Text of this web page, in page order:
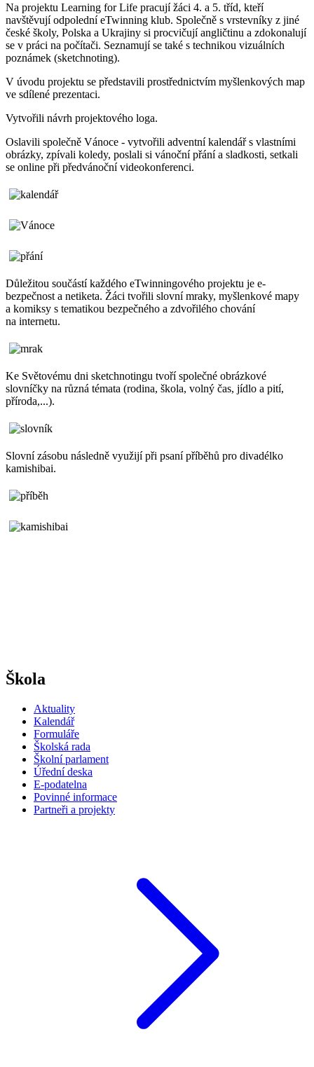
Na projektu Learning for Life pracují žáci 4. a 5. tříd, kteří
navštěvují odpolední eTwinning klub. Společně s vrstevníky z jiné
české školy, Polska a Ukrajiny si procvičují angličtinu a zdokonalují
se v práci na počítači. Seznamují se také s technikou vizuálních
poznámek (sketchnoting).
V úvodu projektu se představili prostřednictvím myšlenkových map
ve sdílené prezentaci.
Vytvořili návrh projektového loga.
Oslavili společně Vánoce - vytvořili adventní kalendář s vlastními
obrázky, zpívali koledy, poslali si vánoční přání a sladkosti, setkali
se online při předvánoční videokonferenci.
Důležitou součástí každého eTwinningového projektu je e-
bezpečnost a netiketa. Žáci tvořili slovní mraky, myšlenkové mapy
a komiksy s tematikou bezpečného a zdvořilého chování
na internetu.
Ke Světovému dni sketchnotingu tvoří společné obrázkové
slovníčky na různá témata (rodina, škola, volný čas, jídlo a pití,
příroda,...).
Slovní zásobu následně využijí při psaní příběhů pro divadélko
kamishibai.
Škola
Aktuality
Kalendář
Formuláře
Školská rada
Školní parlament
Úřední deska
E-podatelna
Povinné informace
Partneři a projekty